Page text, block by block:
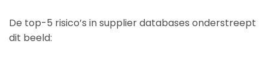
De top-5 risico’s in supplier databases onderstreept
dit beeld: